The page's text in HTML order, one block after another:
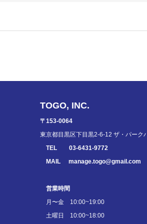
TOGO, INC.
〒153-0064
東京都目黒区下目黒2-6-12 ザ・パーク
TEL 03-6431-9772
MAIL
manage.togo@gmail.com
営業時間
月〜金 10:00~19:00
土曜日 10:00~18:00